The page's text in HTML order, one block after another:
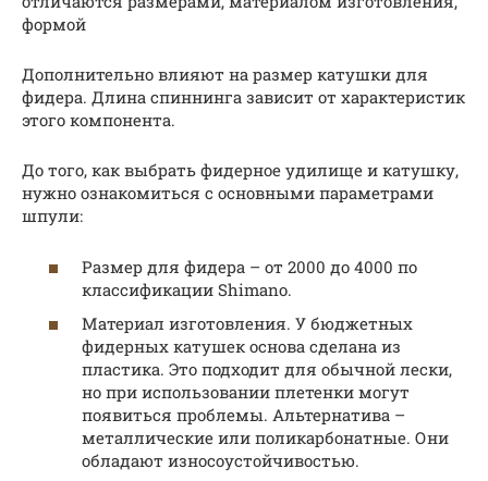
формой
Дополнительно влияют на размер катушки для
фидера. Длина спиннинга зависит от характеристик
этого компонента.
До того, как выбрать фидерное удилище и катушку,
нужно ознакомиться с основными параметрами
шпули:
Размер для фидера – от 2000 до 4000 по
классификации Shimano.
Материал изготовления. У бюджетных
фидерных катушек основа сделана из
пластика. Это подходит для обычной лески,
но при использовании плетенки могут
появиться проблемы. Альтернатива –
металлические или поликарбонатные. Они
обладают износоустойчивостью.